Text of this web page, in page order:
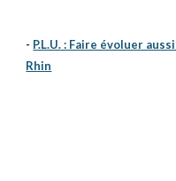
- P.L.U. : Faire évoluer
Rhin